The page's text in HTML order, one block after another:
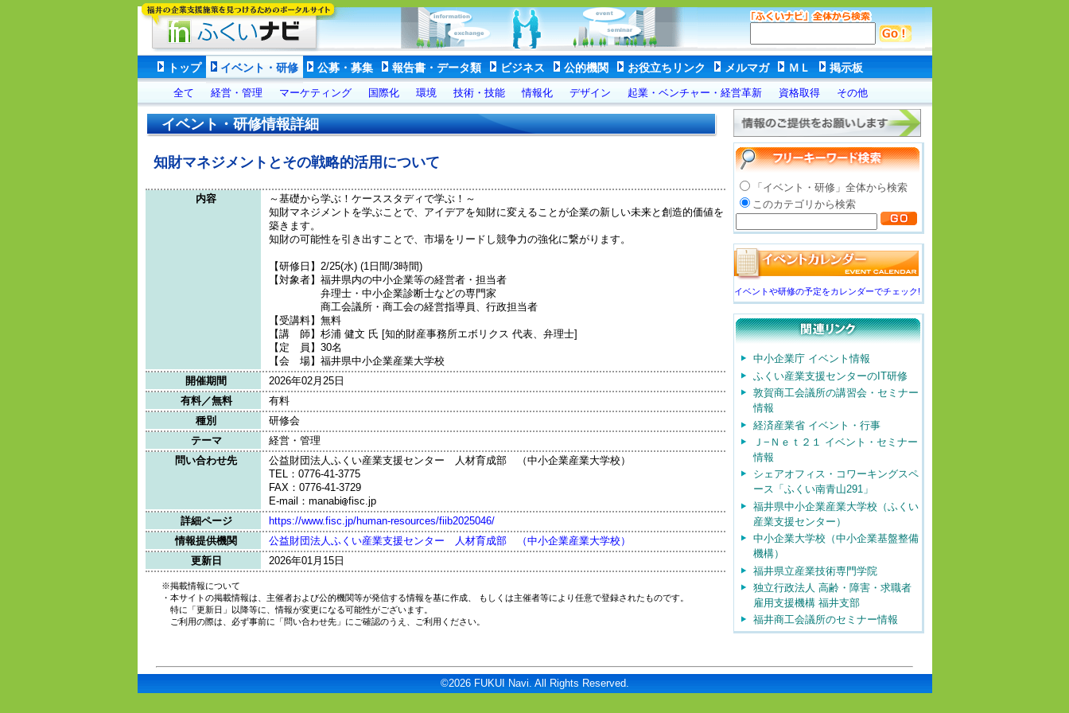
トップ イベント・研修 公募・募集 報告書・データ類 ビジネス 公的機関 お役立ちリンク メルマガ ＭＬ 掲示板
全て 経営・管理 マーケティング 国際化 環境 技術・技能 情報化 デザイン 起業・ベンチャー・経営革新 資格取得 その他
イベント・研修情報詳細
知財マネジメントとその戦略的活用について
内容
～基礎から学ぶ！ケーススタディで学ぶ！～
知財マネジメントを学ぶことで、アイデアを知財に変えることが企業の新しい未来と創造的価値を
築きます。
知財の可能性を引き出すことで、市場をリードし競争力の強化に繋がります。
【研修日】2/25(水) (1日間/3時間)
【対象者】福井県内の中小企業等の経営者・担当者
弁理士・中小企業診断士などの専門家
商工会議所・商工会の経営指導員、行政担当者
【受講料】無料
【講 師】杉浦 健文 氏 [知的財産事務所エボリクス 代表、弁理士]
【定 員】30名
【会 場】福井県中小企業産業大学校
開催期間
2026年02月25日
有料／無料
有料
種別
研修会
テーマ
経営・管理
問い合わせ先
公益財団法人ふくい産業支援センター 人材育成部 （中小企業産業大学校）
TEL：0776-41-3775
FAX：0776-41-3729
E-mail：manabi fisc.jp
詳細ページ
https://www.fisc.jp/human-resources/fiib2025046/
情報提供機関
公益財団法人ふくい産業支援センター 人材育成部 （中小企業産業大学校）
更新日
2026年01月15日
※掲載情報について
・本サイトの掲載情報は、主催者および公的機関等が発信する情報を基に作成、 もしくは主催者等により任意で登録されたものです。
特に「更新日」以降等に、情報が変更になる可能性がございます。
ご利用の際は、必ず事前に「問い合わせ先」にご確認のうえ、ご利用ください。
「イベント・研修」全体から検索
このカテゴリから検索
イベントや研修の予定をカレンダーでチェック!
中小企業庁 イベント情報
ふくい産業支援センターのIT研修
敦賀商工会議所の講習会・セミナー
情報
経済産業省 イベント・行事
Ｊ−Ｎｅｔ２１ イベント・セミナー
情報
シェアオフィス・コワーキングスペ
ース「ふくい南青山291」
福井県中小企業産業大学校（ふくい
産業支援センター）
中小企業大学校（中小企業基盤整備
機構）
福井県立産業技術専門学院
独立行政法人 高齢・障害・求職者
雇用支援機構 福井支部
福井商工会議所のセミナー情報
©2026 FUKUI Navi. All Rights Reserved.